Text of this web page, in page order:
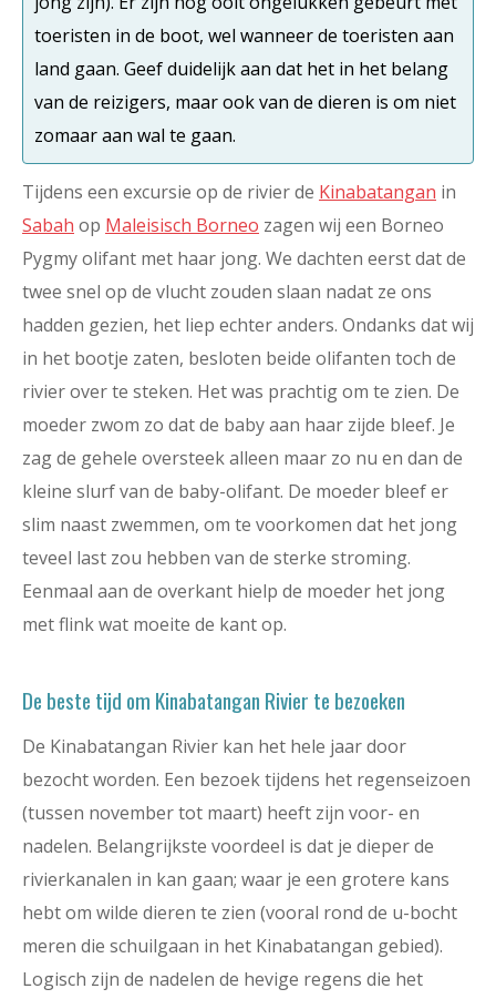
toeristen in de boot, wel wanneer de toeristen aan
land gaan. Geef duidelijk aan dat het in het belang
van de reizigers, maar ook van de dieren is om niet
zomaar aan wal te gaan.
Tijdens een excursie op de rivier de Kinabatangan in
Sabah op Maleisisch Borneo zagen wij een Borneo
Pygmy olifant met haar jong. We dachten eerst dat de
twee snel op de vlucht zouden slaan nadat ze ons
hadden gezien, het liep echter anders. Ondanks dat wij
in het bootje zaten, besloten beide olifanten toch de
rivier over te steken. Het was prachtig om te zien. De
moeder zwom zo dat de baby aan haar zijde bleef. Je
zag de gehele oversteek alleen maar zo nu en dan de
kleine slurf van de baby-olifant. De moeder bleef er
slim naast zwemmen, om te voorkomen dat het jong
teveel last zou hebben van de sterke stroming.
Eenmaal aan de overkant hielp de moeder het jong
met flink wat moeite de kant op.
De beste tijd om Kinabatangan Rivier te bezoeken
De Kinabatangan Rivier kan het hele jaar door
bezocht worden. Een bezoek tijdens het regenseizoen
(tussen november tot maart) heeft zijn voor- en
nadelen. Belangrijkste voordeel is dat je dieper de
rivierkanalen in kan gaan; waar je een grotere kans
hebt om wilde dieren te zien (vooral rond de u-bocht
meren die schuilgaan in het Kinabatangan gebied).
Logisch zijn de nadelen de hevige regens die het